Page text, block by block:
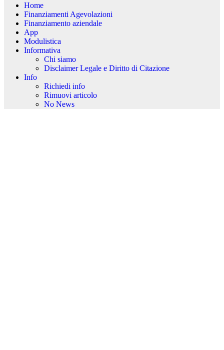
Home
Finanziamenti Agevolazioni
Finanziamento aziendale
App
Modulistica
Informativa
Chi siamo
Disclaimer Legale e Diritto di Citazione
Info
Richiedi info
Rimuovi articolo
No News